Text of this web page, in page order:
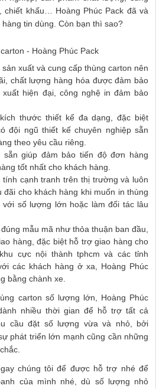
chiết khấu… Hoàng Phúc Pack đã và
tin dùng. Còn bạn thì sao?
- Hoàng Phúc Pack
xuất và cung cấp thùng carton nên
chất lượng hàng hóa được đảm bảo
hiện đại, công nghệ in đảm bảo
thước thiết kế đa dạng, đặc biệt
đội ngũ thiết kế chuyên nghiệp sẵn
theo yêu cầu riêng.
sẵn giúp đảm bảo tiến độ đơn hàng
tốt nhất cho khách hàng.
cạnh tranh trên thị trường và luôn
cho khách hàng khi muốn in thùng
với số lượng lớn hoặc làm đối tác lâu
mẫu mã như thỏa thuận ban đầu,
hàng, đặc biệt hỗ trợ giao hàng cho
cực nội thành tphcm và các tỉnh
các khách hàng ở xa, Hoàng Phúc
bằng chành xe.
carton số lượng lớn, Hoàng Phúc
nhiều thời gian để hỗ trợ tất cả
cầu đặt số lượng vừa và nhỏ, bởi
phát triển lớn mạnh cũng cần những
chúng tôi để được hỗ trợ nhé để
của mình nhé, dù số lượng nhỏ